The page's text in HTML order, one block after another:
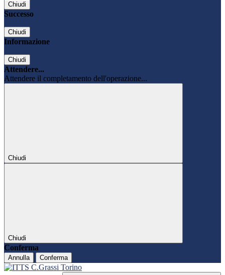
Chiudi
Successo
Chiudi
Informazione
Chiudi
Attendere...
Attendere il completamento dell'operazione...
Chiudi
Chiudi
Conferma
Annulla Conferma